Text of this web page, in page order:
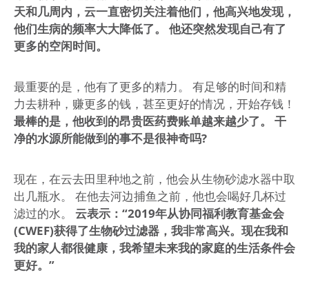
天和几周内，云一直密切关注着他们，他高兴地发现，
他们生病的频率大大降低了。 他还突然发现自己有了
更多的空闲时间。
最重要的是，他有了更多的精力。 有足够的时间和精
力去耕种，赚更多的钱，甚至更好的情况，开始存钱！
最棒的是，他收到的昂贵医药费账单越来越少了。 干
净的水源所能做到的事不是很神奇吗?
现在，在云去田里种地之前，他会从生物砂滤水器中取
出几瓶水。 在他去河边捕鱼之前，他也会喝好几杯过
滤过的水。 云表示：“2019年从协同福利教育基金会
(CWEF)获得了生物砂过滤器，我非常高兴。现在我和
我的家人都很健康，我希望未来我的家庭的生活条件会
更好。”